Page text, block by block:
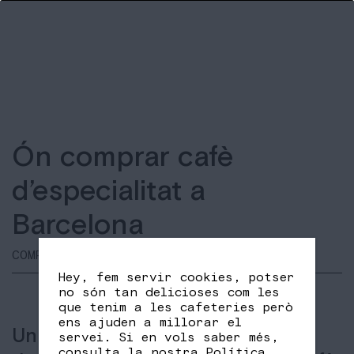
Ón comprar cafè
d’especialitat a
Barcelona
COMPRES
Un matí, com cada matí, et
Hey, fem servir cookies, potser
no són tan delicioses com les
que tenim a les cafeteries però
ens ajuden a millorar el
servei. Si en vols saber més,